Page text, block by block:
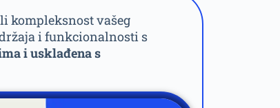
kompleksnost vašeg
i funkcionalnosti s
i usklađena s